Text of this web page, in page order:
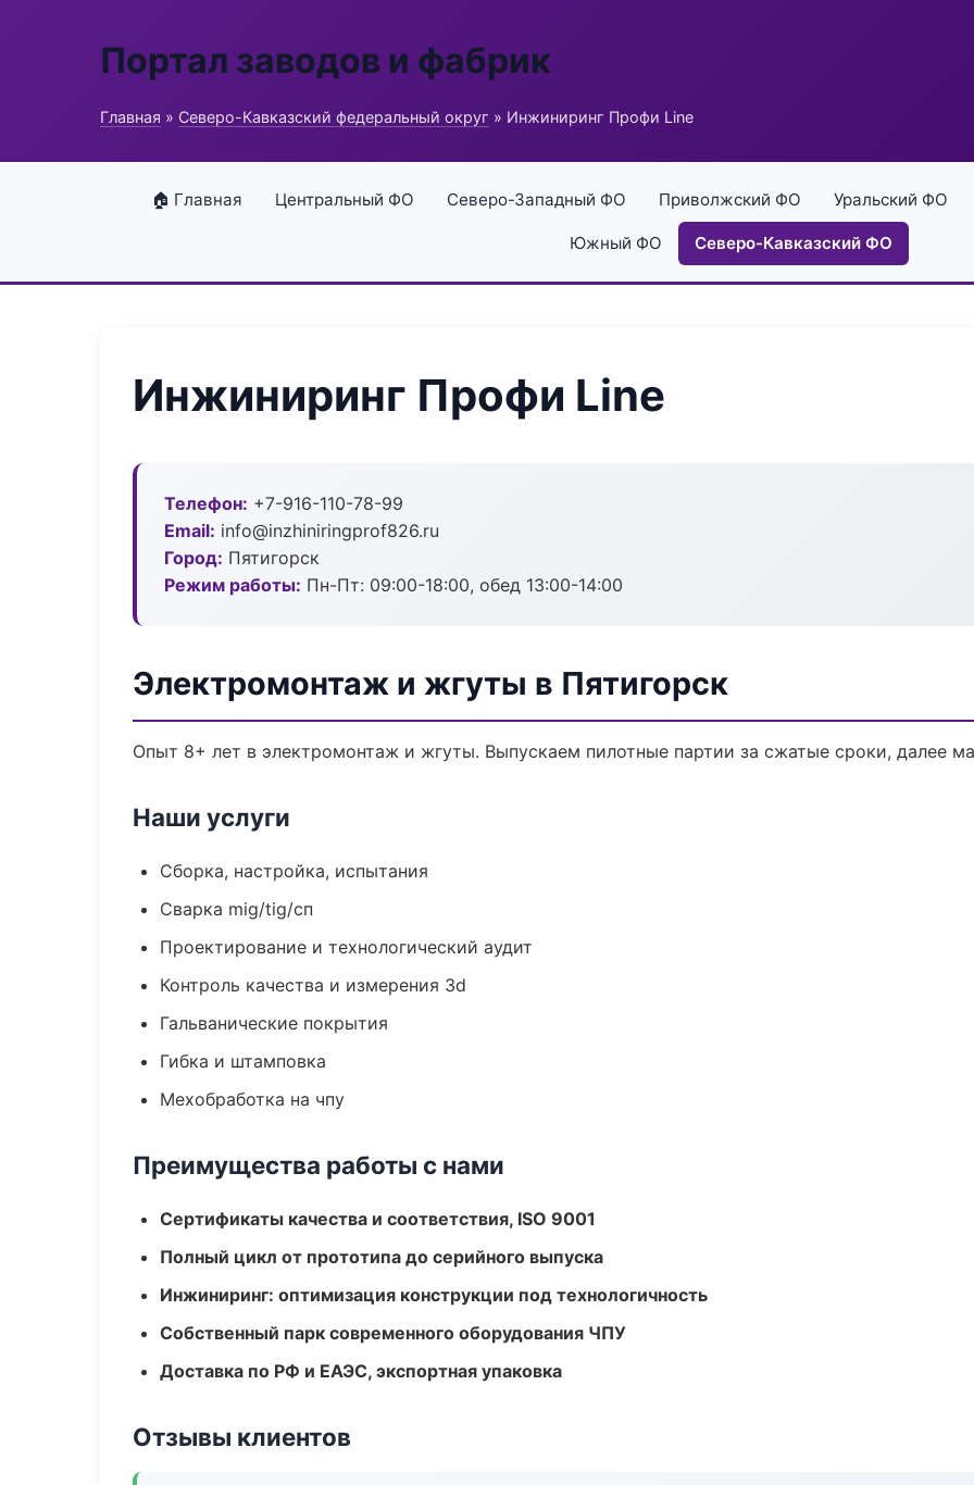
Портал заводов и фабрик
Главная » Северо-Кавказский федеральный округ » Инжиниринг Профи Line
🏠 Главная Центральный ФО Северо-Западный ФО Приволжский ФО Уральский ФО
Южный ФО Северо-Кавказский ФО
Инжиниринг Профи Line
Телефон: +7-916-110-78-99
Email: info@inzhiniringprof826.ru
Город: Пятигорск
Режим работы: Пн-Пт: 09:00-18:00, обед 13:00-14:00
Электромонтаж и жгуты в Пятигорск
Опыт 8+ лет в электромонтаж и жгуты. Выпускаем пилотные партии за сжатые сроки, далее
Наши услуги
Сборка, настройка, испытания
Сварка mig/tig/сп
Проектирование и технологический аудит
Контроль качества и измерения 3d
Гальванические покрытия
Гибка и штамповка
Мехобработка на чпу
Преимущества работы с нами
Сертификаты качества и соответствия, ISO 9001
Полный цикл от прототипа до серийного выпуска
Инжиниринг: оптимизация конструкции под технологичность
Собственный парк современного оборудования ЧПУ
Доставка по РФ и ЕАЭС, экспортная упаковка
Отзывы клиентов